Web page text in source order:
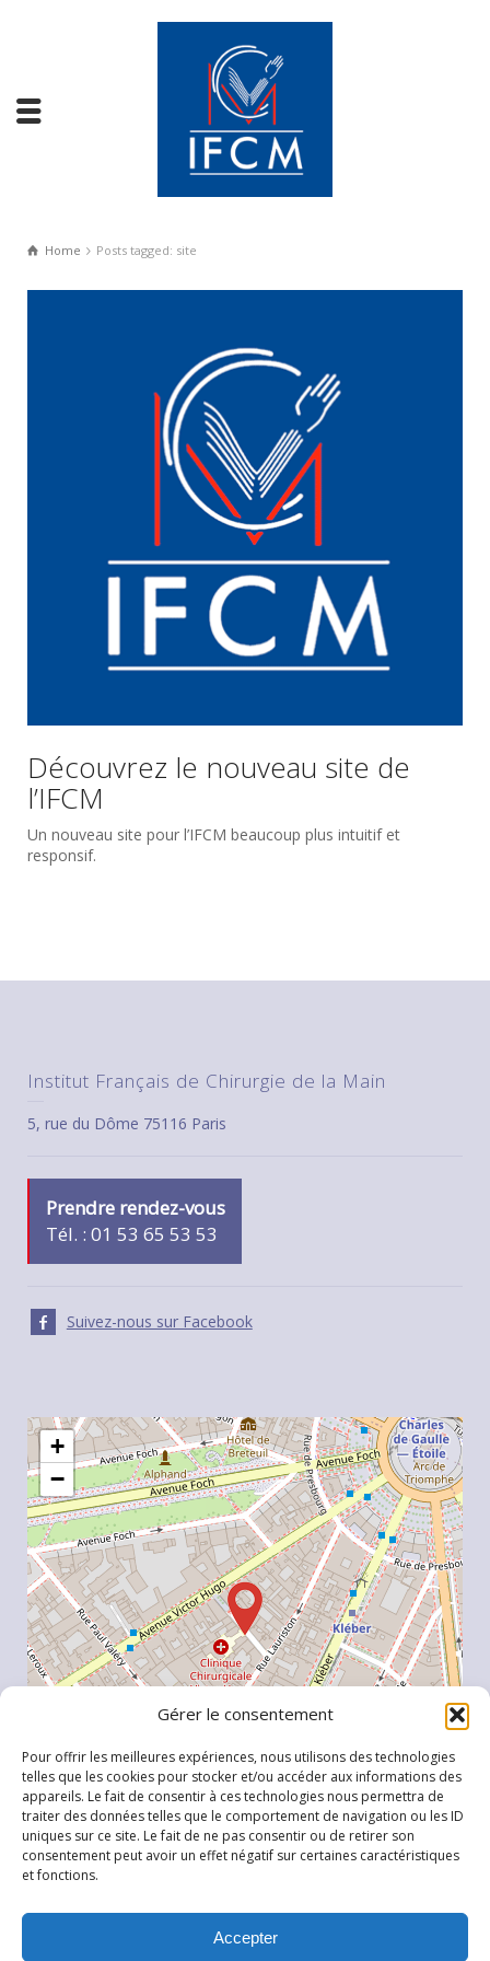
Gérer le consentement
Pour offrir les meilleures expériences, nous utilisons des technologies
telles que les cookies pour stocker et/ou accéder aux informations des
appareils. Le fait de consentir à ces technologies nous permettra de
traiter des données telles que le comportement de navigation ou les ID
uniques sur ce site. Le fait de ne pas consentir ou de retirer son
consentement peut avoir un effet négatif sur certaines caractéristiques
et fonctions.
Accepter
Home Posts tagged: site
Découvrez le nouveau site de
l’IFCM
Un nouveau site pour l’IFCM beaucoup plus intuitif et
responsif.
Institut Français de Chirurgie de la Main
5, rue du Dôme 75116 Paris
Prendre rendez-vous
Tél. : 01 53 65 53 53
Suivez-nous sur Facebook
+
−
Leaflet, \r\n©OpenStreetMapcontributeurs